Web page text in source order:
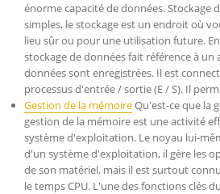
énorme capacité de données. Stockage
simples, le stockage est un endroit où
lieu sûr ou pour une utilisation future.
stockage de données fait référence à un
données sont enregistrées. Il est
processus d'entrée / sortie (E / S). Il
Gestion de la mémoireQu'est-ce que la
gestion de la mémoire est une activité
système d'exploitation. Le noyau lui-
d'un système d'exploitation, il gère les
de son matériel, mais il est surtout
le temps CPU. L'une des fonctions clés